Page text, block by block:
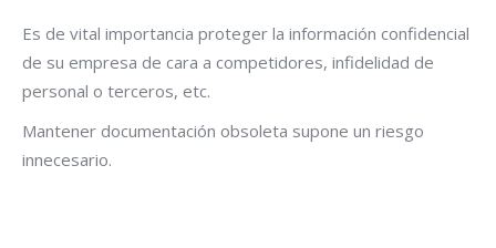
Es de vital importancia proteger la información confidencial
de su empresa de cara a competidores, infidelidad de
personal o terceros, etc.
Mantener documentación obsoleta supone un riesgo
innecesario.